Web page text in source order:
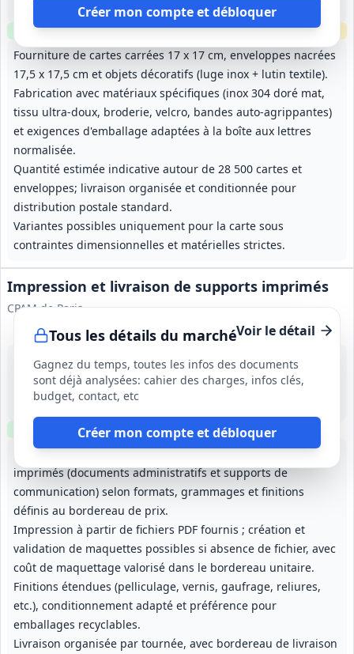
Créer mon compte et débloquer
Fourniture de cartes carrées 17 x 17 cm, enveloppes nacrées
17,5 x 17,5 cm et objets décoratifs (luge inox + lutin textile).
Fabrication avec matériaux spécifiques (inox 304 doré mat,
tissu ultra-doux, broderie, velcro, bandes auto-agrippantes)
et exigences d'emballage adaptées à la boîte aux lettres
normalisée.
Quantité estimée indicative autour de 28 500 cartes et
enveloppes; livraison organisée et conditionnée pour
distribution postale standard.
Variantes possibles uniquement pour la carte sous
contraintes dimensionnelles et matérielles strictes.
Clause environnementale Clause sociale Échantillonsrequis
Tous les détails du marché
Gagnez du temps, toutes les infos des documents
sont déjà analysées: cahier des charges, infos clés,
budget, contact, etc
Créer mon compte et débloquer
Impression et livraison de supports imprimés
CPAM de Paris
Voir le détail
Fabrication et livraison d'une large gamme de supports
imprimés (documents administratifs et supports de
communication) selon formats, grammages et finitions
définis au bordereau de prix.
Impression à partir de fichiers PDF fournis ; création et
validation de maquettes possibles si absence de fichier, avec
coût de maquettage valorisé dans le bordereau unitaire.
Finitions étendues (pelliculage, vernis, gaufrage, reliures,
etc.), conditionnement adapté et préférence pour
emballages recyclables.
Livraison organisée par tournée, avec bordereau de livraison
3 sept. 2026
Île-de-France
700 000 €
Clause environnementale Clause sociale